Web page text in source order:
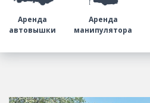
Аренда
автовышки
Аренда
манипулятора